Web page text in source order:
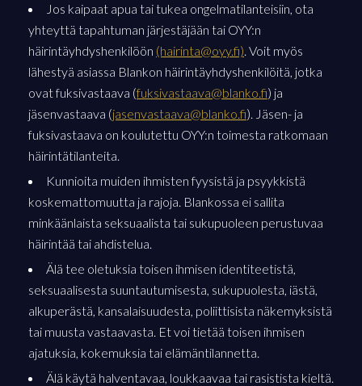
Jos kaipaat apua tai tukea ongelmatilanteisiin, ota
yhteyttä tapahtuman järjestäjään tai OYY:n
häirintäyhdyshenkilöön (hairinta@oyy.fi). Voit myös
lähestyä asiassa Blankon häirintäyhdyshenkilöitä, jotka
ovat fuksivastaava (fuksivastaava@blanko.fi) ja
jäsenvastaava (jasenvastaava@blanko.fi). Jäsen- ja
fuksivastaava on koulutettu OYY:n toimesta ratkomaan
häirintätilanteita.
Kunnioita muiden ihmisten fyysistä ja psyykkistä
koskemattomuutta ja rajoja. Blankossa ei sallita
minkäänlaista seksuaalista tai sukupuoleen perustuvaa
häirintää tai ahdistelua.
Älä tee oletuksia toisen ihmisen identiteetistä,
seksuaalisesta suuntautumisesta, sukupuolesta, iästä,
alkuperästä, kansalaisuudesta, poliittisista näkemyksistä
tai muusta vastaavasta. Et voi tietää toisen ihmisen
ajatuksia, kokemuksia tai elämäntilannetta.
Älä käytä halventavaa, loukkaavaa tai rasistista kieltä.